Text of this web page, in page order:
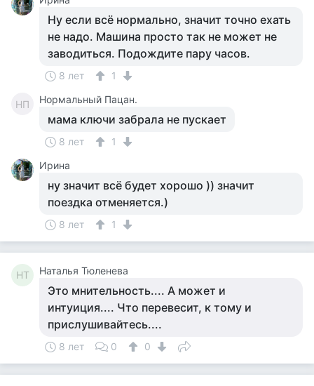
Ну если всё нормально, значит точно ехать
не надо. Машина просто так не может не
заводиться. Подождите пару часов.
8 лет 1
НП Нормальный Пацан.
мама ключи забрала не пускает
8 лет
1
Ирина
ну значит всё будет хорошо )) значит
поездка отменяется.)
8 лет 1
НТ Наталья Тюленева
Это мнительность.... А может и
интуиция.... Что перевесит, к тому и
прислушивайтесь....
8 лет 0 0